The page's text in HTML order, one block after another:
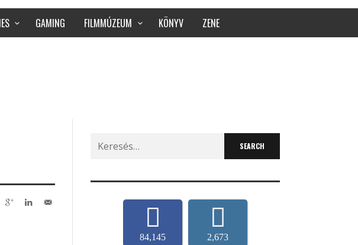
GAMING FILMMÚZEUM KÖNYV ZENE
Search
for:
84,145 2,673